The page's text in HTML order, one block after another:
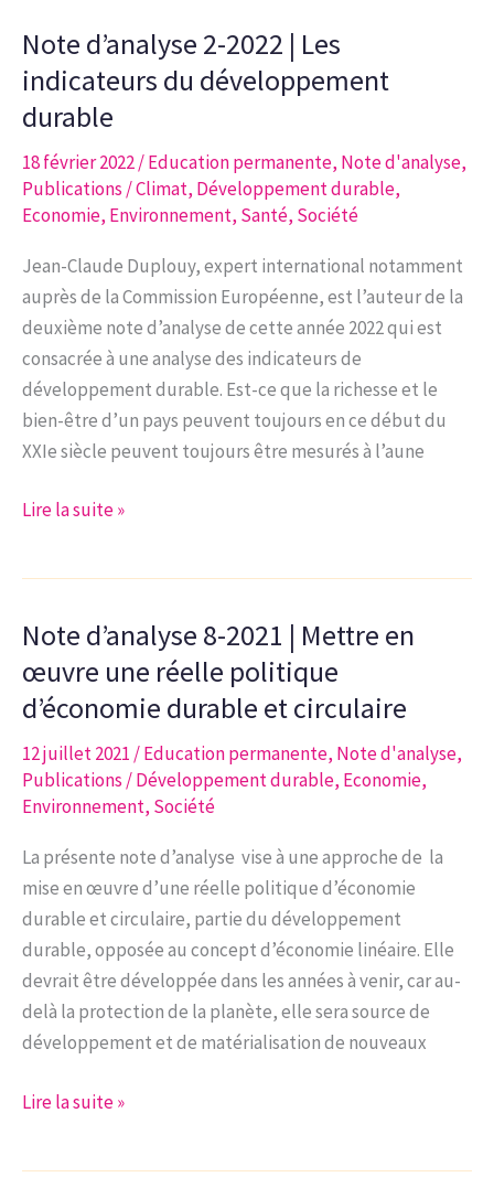
Évolution
de
l’activité
économique
et
de
l’emploi
en
Région
bruxelloise.
Note d’analyse 2-2022 | Les
indicateurs du développement
durable
18 février 2022/Education permanente, Note d'analyse,
Publications /Climat, Développement durable,
Economie, Environnement, Santé, Société
Jean-Claude Duplouy, expert international notamment
auprès de la Commission Européenne, est l’auteur de la
deuxième note d’analyse de cette année 2022 qui est
consacrée à une analyse des indicateurs de
développement durable. Est-ce que la richesse et le
bien-être d’un pays peuvent toujours en ce début du
XXIe siècle peuvent toujours être mesurés à l’aune
Note
|
Les
indicateurs
du
développement
durable
Lire la suite »
Note d’analyse 8-2021 | Mettre en
œuvre une réelle politique
d’économie durable et circulaire
12 juillet 2021 /Education permanente, Note d'analyse,
Publications /Développement durable, Economie,
Environnement, Société
La présente note d’analyse vise à une approche de la
mise en œuvre d’une réelle politique d’économie
durable et circulaire, partie du développement
durable, opposée au concept d’économie linéaire. Elle
devrait être développée dans les années à venir, car au-
delà la protection de la planète, elle sera source de
développement et de matérialisation de nouveaux
Note
Lire la suite »